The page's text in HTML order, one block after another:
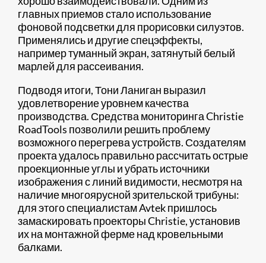
главных приемов стало использование
фоновой подсветки для прорисовки силуэтов.
Применялись и другие спецэффекты,
например туманный экран, затянутый белый
марлей для рассеивания.
Подводя итоги, Тони Ланиган выразил
удовлетворение уровнем качества
производства. Средства мониторинга Christie
RoadTools позволили решить проблему
возможного перегрева устройств. Создателям
проекта удалось правильно рассчитать острые
проекционные углы и убрать источники
изображения с линий видимости, несмотря на
наличие многоярусной зрительской трибуны:
для этого специалистам Avtek пришлось
замаскировать проекторы Christie, установив
их на монтажной ферме над кровельными
балками.